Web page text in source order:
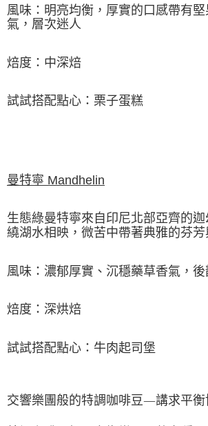
風味：明亮均衡，厚實的口感帶有
氣，層次迷人
焙度：中深焙
試試搭配點心：栗子蛋糕
曼特寧 Mandhelin
生態綠曼特寧來自印尼北部亞齊的
繞湖水相映，微苦中帶著典雅的芬芳
風味：濃郁厚實、沉穩藥草香氣，
焙度：深烘焙
試試搭配點心：牛肉起司堡
交響樂團般的特調咖啡豆—講求平衡